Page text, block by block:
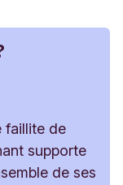
faillite de
supporte
de ses